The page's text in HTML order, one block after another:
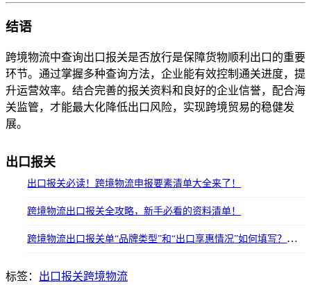
结语
跨境物流中查询出口报关是否放行是保障货物顺利出口的重要
环节。通过掌握多种查询方法，企业能有效控制通关进度，提
升运营效率。结合完善的报关资料和良好的企业信誉，配合海
关监管，才能最大化降低出口风险，实现跨境贸易的稳健发
展。
出口报关
出口报关必读！跨境物流申报要素清单大全来了！
跨境物流出口报关全攻略，新手必看的资料清单！
跨境物流出口报关单“品牌类型”和“出口享惠情况”如何填写？详解实操指南
标签： 出口报关跨境物流